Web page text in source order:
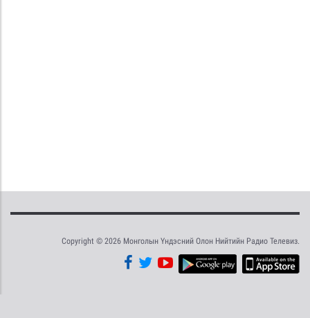
Copyright © 2026 Монголын Үндэсний Олон Нийтийн Радио Телевиз.